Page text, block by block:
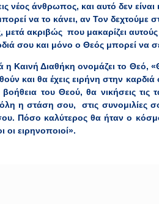
νέος άνθρωπος, και αυτό δεν
να το κάνει, αν Τον δεχτούμε
μετά ακριβώς που μακαρίζει
σου και μόνο ο Θεός μπορεί να
η Καινή Διαθήκη ονομάζει το Θεό,
και θα έχεις ειρήνη στην
του Θεού, θα νικήσεις τις
όλη η στάση σου, στις συνομιλίες
Πόσο καλύτερος θα ήταν ο
οι ειρηνοποιοί».